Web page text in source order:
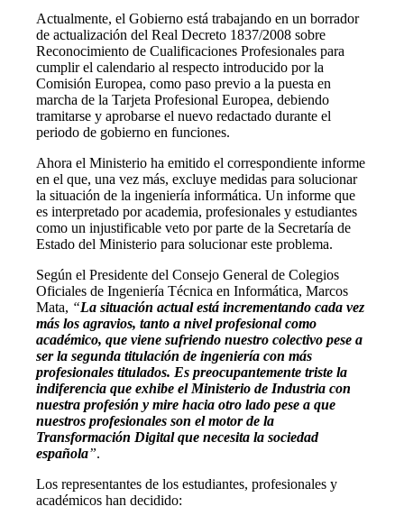
Actualmente, el Gobierno está trabajando en un borrador
de actualización del Real Decreto 1837/2008 sobre
Reconocimiento de Cualificaciones Profesionales para
cumplir el calendario al respecto introducido por la
Comisión Europea, como paso previo a la puesta en
marcha de la Tarjeta Profesional Europea, debiendo
tramitarse y aprobarse el nuevo redactado durante el
periodo de gobierno en funciones.
Ahora el Ministerio ha emitido el correspondiente informe
en el que, una vez más, excluye medidas para solucionar
la situación de la ingeniería informática. Un informe que
es interpretado por academia, profesionales y estudiantes
como un injustificable veto por parte de la Secretaría de
Estado del Ministerio para solucionar este problema.
Según el Presidente del Consejo General de Colegios
Oficiales de Ingeniería Técnica en Informática, Marcos
Mata, “La situación actual está incrementando cada vez
más los agravios, tanto a nivel profesional como
académico, que viene sufriendo nuestro colectivo pese a
ser la segunda titulación de ingeniería con más
profesionales titulados. Es preocupantemente triste la
indiferencia que exhibe el Ministerio de Industria con
nuestra profesión y mire hacia otro lado pese a que
nuestros profesionales son el motor de la
Transformación Digital que necesita la sociedad
española”.
Los representantes de los estudiantes, profesionales y
académicos han decidido: